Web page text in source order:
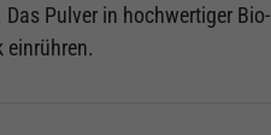
Pulver in hochwertiger Bio-